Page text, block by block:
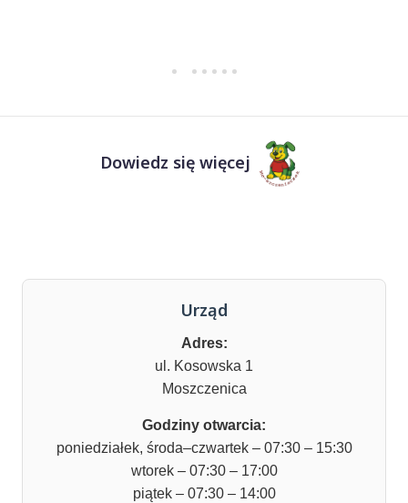
Dowiedz się więcej
Urząd
Adres:
ul. Kosowska 1
Moszczenica
Godziny otwarcia:
poniedziałek, środa–czwartek – 07:30 – 15:30
wtorek – 07:30 – 17:00
piątek – 07:30 – 14:00